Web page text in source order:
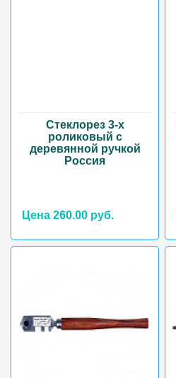
Стеклорез 3-х
роликовый с
деревянной ручкой
Россия
Цена 260.00 руб.